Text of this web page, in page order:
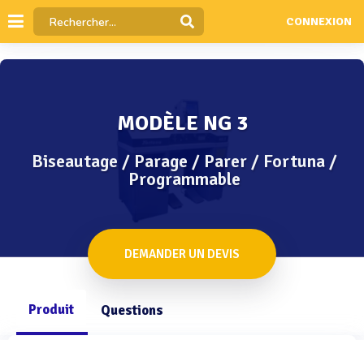
CONNEXION
MODÈLE NG 3
Biseautage / Parage / Parer / Fortuna /
Programmable
DEMANDER UN DEVIS
Produit Questions